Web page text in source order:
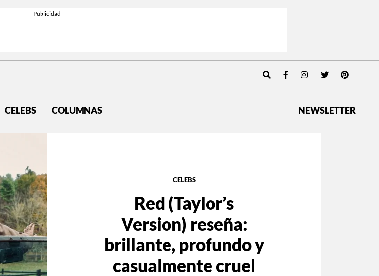
CELEBS COLUMNAS NEWSLETTER
CELEBS
Red (Taylor’s
Version) reseña:
brillante, profundo y
casualmente cruel